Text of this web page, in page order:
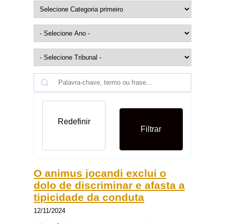
Filtrar
Redefinir
O animus jocandi exclui o
dolo de discriminar e afasta a
tipicidade da conduta
12/11/2024